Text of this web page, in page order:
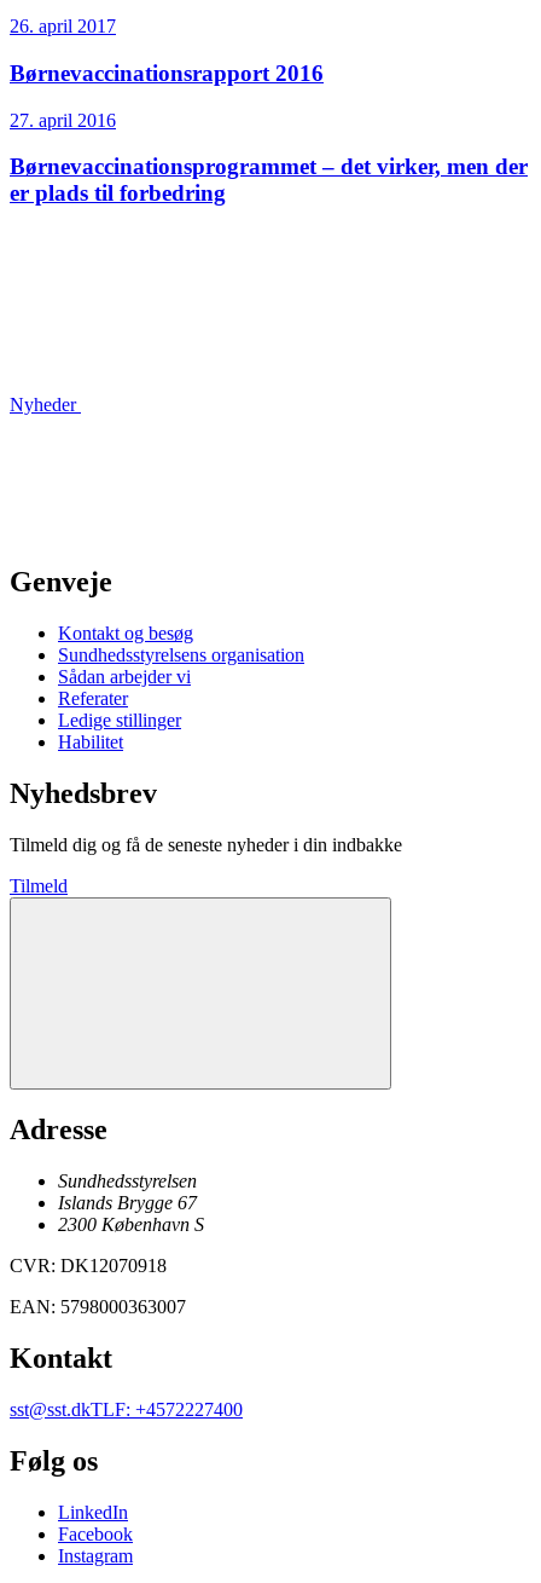
26. april 2017
Børnevaccinations­rapport 2016
27. april 2016
Børne­vaccinations­programmet – det virker, men der
er plads til forbedring
Nyheder
Genveje
Kontakt og besøg
Sundhedsstyrelsens organisation
Sådan arbejder vi
Referater
Ledige stillinger
Habilitet
Nyhedsbrev
Tilmeld dig og få de seneste nyheder i din indbakke
Tilmeld
Adresse
Sundhedsstyrelsen
Islands Brygge 67
2300 København S
CVR: DK12070918
EAN: 5798000363007
Kontakt
sst@sst.dkTLF: +4572227400
Følg os
LinkedIn
Facebook
Instagram